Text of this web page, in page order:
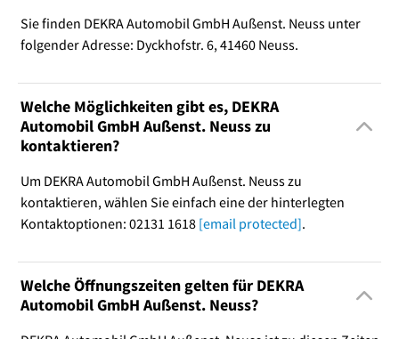
Sie finden DEKRA Automobil GmbH Außenst. Neuss unter
folgender Adresse: Dyckhofstr. 6, 41460 Neuss.
Welche Möglichkeiten gibt es, DEKRA
Automobil GmbH Außenst. Neuss zu
kontaktieren?
Um DEKRA Automobil GmbH Außenst. Neuss zu
kontaktieren, wählen Sie einfach eine der hinterlegten
Kontaktoptionen: 02131 1618 [email protected].
Welche Öffnungszeiten gelten für DEKRA
Automobil GmbH Außenst. Neuss?